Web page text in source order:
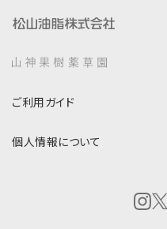
ご利用ガイド
個人情報について